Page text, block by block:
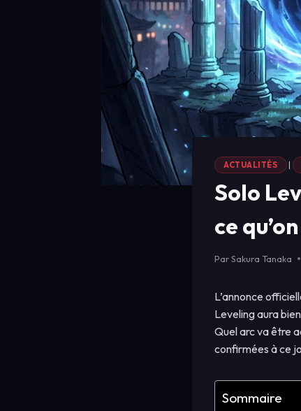
ACTUALITÉS |
Solo
ce
ParSakura Tanaka
L’annonce
Leveling aura
Quel arc va être
confirmées à ce
Sommaire